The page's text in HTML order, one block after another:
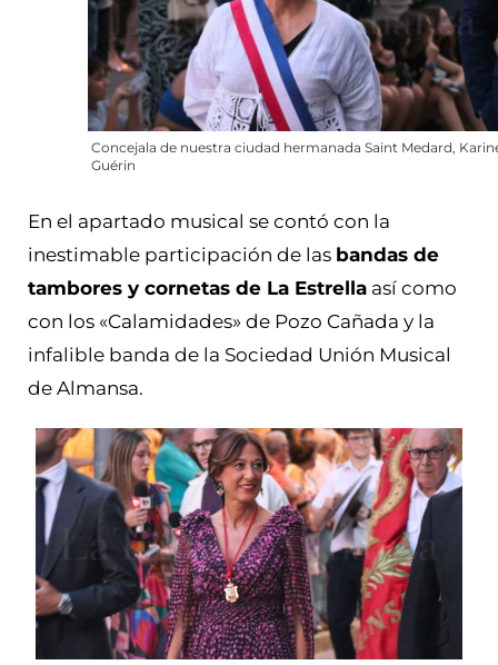
Concejala de nuestra ciudad hermanada Saint Medard,
Guérin
En el apartado musical se contó con la
inestimable participación de las bandas de
tambores y cornetas de La Estrella así como
con los «Calamidades» de Pozo Cañada y la
infalible banda de la Sociedad Unión Musical
de Almansa.